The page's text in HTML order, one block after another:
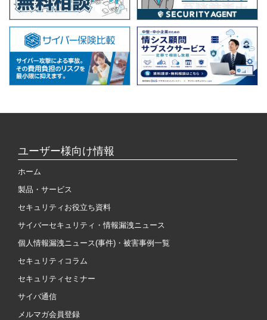
ユーザー様向け情報
ホーム
製品・サービス
セキュリティお役立ち資料
サイバーセキュリティ・情報漏洩ニュース
個人情報漏洩ニュース(事件)・被害事例一覧
セキュリティコラム
セキュリティセミナー
サイバ通信
メルマガ会員登録